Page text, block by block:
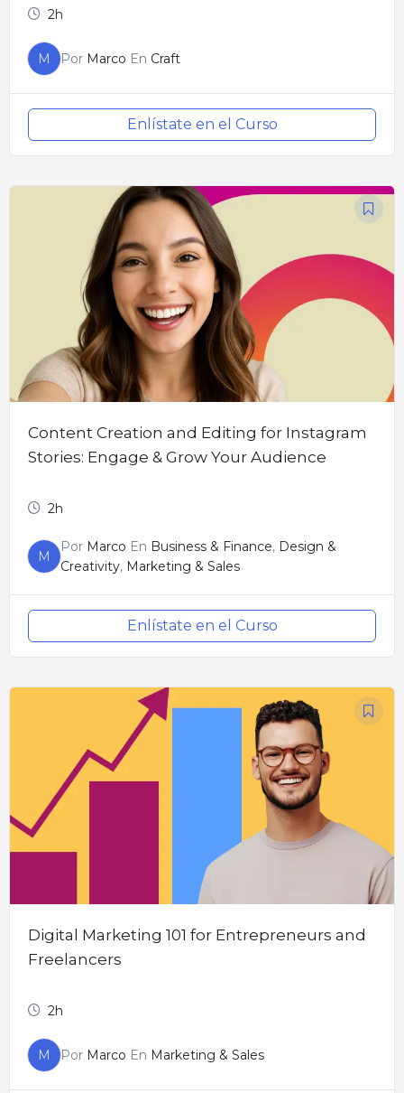
2h
M Por Marco En Craft
Enlístate en el Curso
Content Creation and Editing for Instagram
Stories: Engage & Grow Your Audience
2h
M
Por Marco En Business & Finance, Design &
Creativity, Marketing & Sales
Enlístate en el Curso
Digital Marketing 101 for Entrepreneurs and
Freelancers
2h
M Por Marco En Marketing & Sales